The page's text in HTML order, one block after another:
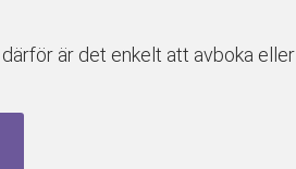
är det enkelt att avboka eller